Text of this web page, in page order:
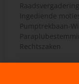
Ingediende
Pumptrekbaan-
Rechtszaken